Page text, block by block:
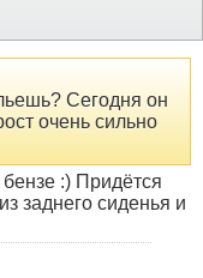
Сегодня он
очень сильно
:) Придётся
заднего сиденья и